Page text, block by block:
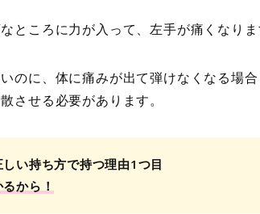
ところに力が入って、左手が痛くなりま
のに、体に痛みが出て弾けなくなる場
させる必要があります。
い持ち方で持つ理由1つ目
から！